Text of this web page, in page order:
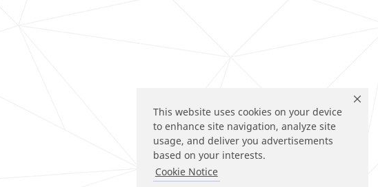
This website uses cookies on your device
to enhance site navigation, analyze site
usage, and deliver you advertisements
based on your interests.
Cookie Notice